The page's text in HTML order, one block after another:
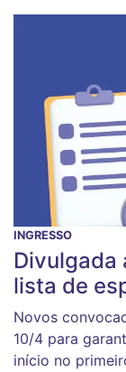
INGRESSO
Divulgada
lista de
Novos
10/4 para
início no